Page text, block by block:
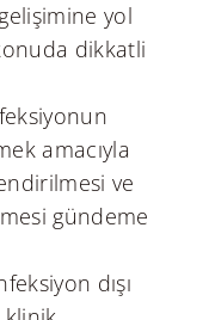
yol
dikkatli
amacıyla
ve
gündeme
dışı